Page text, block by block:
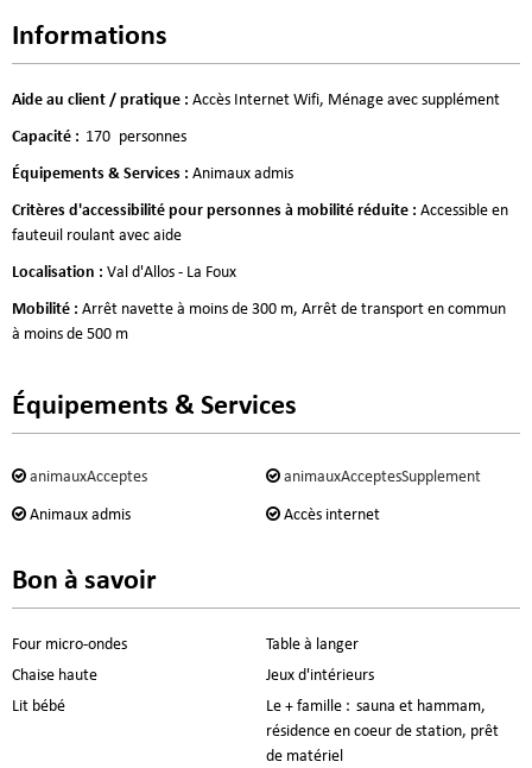
Informations
Aide au client / pratique : Accès Internet Wifi Ménage avec supplément
Capacité : 170 personnes
Équipements & Services : Animaux admis
Critères d'accessibilité pour personnes à mobilité réduite : Accessible en
fauteuil roulant avec aide
Localisation : Val d'Allos - La Foux
Mobilité : Arrêt navette à moins de 300 m Arrêt de transport en commun
à moins de 500 m
Équipements & Services
animauxAcceptes animauxAcceptesSupplement
Animaux admis Accès internet
Bon à savoir
Four micro-ondes
Table à langer
Chaise haute
Jeux d'intérieurs
Lit bébé
Le + famille : sauna et hammam,
résidence en coeur de station, prêt
de matériel